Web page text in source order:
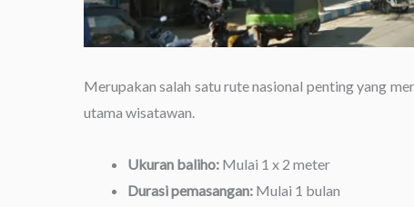
Merupakan salah satu rute nasional penting yang
utama wisatawan.
Ukuran baliho: Mulai 1 x 2 meter
Durasi pemasangan: Mulai 1 bulan